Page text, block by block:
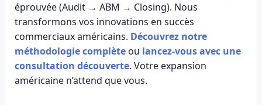
éprouvée (Audit → ABM → Closing). Nous
transformons vos innovations en succès
commerciaux américains. Découvrez notre
méthodologie complèteou lancez-vous avec une
consultation découverte. Votre expansion
américaine n’attend que vous.